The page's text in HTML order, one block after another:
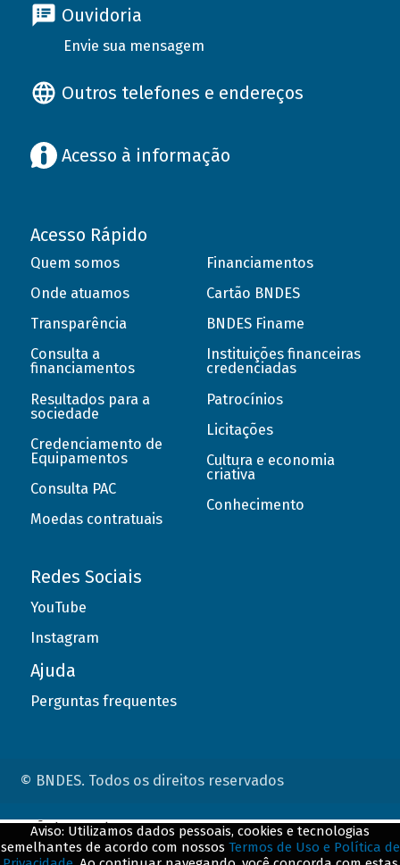
Ouvidoria
Envie sua mensagem
Outros telefones e endereços
Acesso à informação
Acesso Rápido
Quem somos
Onde atuamos
Transparência
Consulta a
financiamentos
Resultados para a
sociedade
Credenciamento de
Equipamentos
Consulta PAC
Moedas contratuais
Financiamentos
Cartão BNDES
BNDES Finame
Instituições financeiras
credenciadas
Patrocínios
Licitações
Cultura e economia
criativa
Conhecimento
Redes Sociais
YouTube
Instagram
Ajuda
Perguntas frequentes
© BNDES. Todos os direitos reservados
Aviso: Utilizamos dados pessoais, cookies e tecnologias
semelhantes de acordo com nossos Termos de Uso e Política de
ConteÃºdo complementar
${title}${badge}